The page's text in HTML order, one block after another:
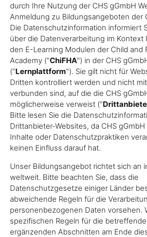
durch Ihre Nutzung der CHS gGmbH
Anmeldung zu Bildungsangeboten der
Die Datenschutzinformation informiert
über die Datenverarbeitung im Kontext
den E-Learning Modulen der Child and
Academy ("ChiFHA") in der CHS
("Lernplattform"). Sie gilt nicht für
Dritten kontrolliert werden und nicht
verbunden sind, auf die die CHS
möglicherweise verweist ("
Bitte lesen Sie die
Drittanbieter-Websites, da CHS
Inhalte oder Datenschutzpraktiken
keinen Einfluss darauf hat.
Unser Bildungsangebot richtet sich an
weltweit. Bitte beachten Sie, dass die
Datenschutzgesetze einiger Länder
abweichende Regeln für die
personenbezogenen Daten vorsehen.
spezifischen Regeln für die
ergänzenden Abschnitten am Ende